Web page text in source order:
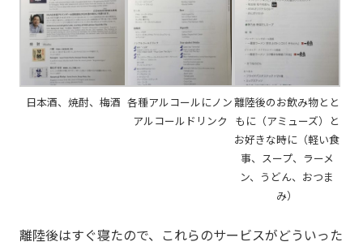
日本酒、焼酎、梅酒 各種アルコールにノン
アルコールドリンク
離陸後のお飲み物とと
もに（アミューズ）と
お好きな時に（軽い食
事、スープ、ラーメ
ン、うどん、おつま
み）
離陸後はすぐ寝たので、これらのサービスがどういった